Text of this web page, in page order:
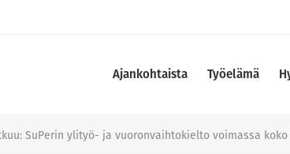
Ajankohtaista Työelämä
SuPerin ylityö- ja vuoronvaihtokielto voimassa